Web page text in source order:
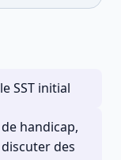
SST initial
handicap,
des